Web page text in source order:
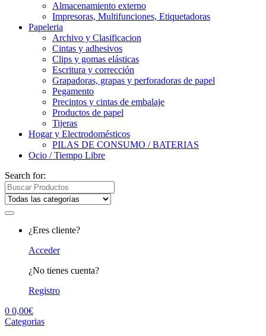
Almacenamiento externo
Impresoras, Multifunciones, Etiquetadoras
Papeleria
Archivo y Clasificacion
Cintas y adhesivos
Clips y gomas elásticas
Escritura y corrección
Grapadoras, grapas y perforadoras de papel
Pegamento
Precintos y cintas de embalaje
Productos de papel
Tijeras
Hogar y Electrodomésticos
PILAS DE CONSUMO / BATERIAS
Ocio / Tiempo Libre
Search for:
¿Eres cliente?
Acceder
¿No tienes cuenta?
Registro
0 0,00€
Categorias